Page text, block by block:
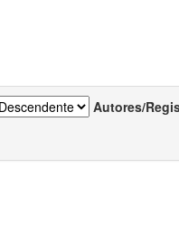
Autores/